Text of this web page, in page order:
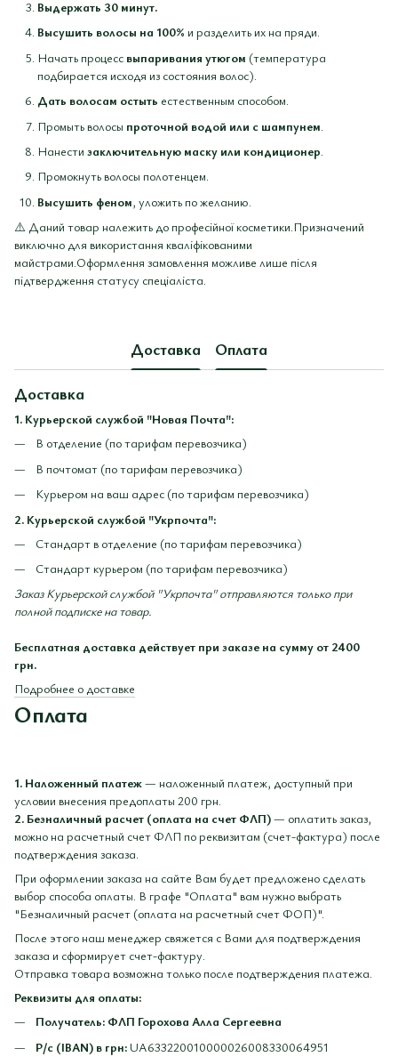
Выдержать 30 минут.
Высушить волосы на 100% и разделить их на пряди.
Начать процесс выпаривания утюгом (температура
подбирается исходя из состояния волос).
Дать волосам остыть естественным способом.
Промыть волосы проточной водой или с шампунем
Нанести заключительную маску или кондиционер.
Промокнуть волосы полотенцем.
Высушить феном, уложить по желанию.
⚠️ Даний товар належить до професійної косметики.Призначений
виключно для використання кваліфікованими
майстрами.Оформлення замовлення можливе лише після
підтвердження статусу спеціаліста.
Доставка Оплата
Доставка
1. Курьерской службой "Новая Почта":
В отделение (по тарифам перевозчика)
В почтомат (по тарифам перевозчика)
Курьером на ваш адрес (по тарифам перевозчика)
2. Курьерской службой "Укрпочта":
Стандарт в отделение (по тарифам перевозчика)
Стандарт курьером (по тарифам перевозчика)
Заказ Курьерской службой "Укрпочта" отправляются только при
полной подписке на товар.
Бесплатная доставка действует при заказе на сумму от 2400
грн.
Подробнее о доставке
Оплата
1. Наложенный платеж— наложенный платеж, доступный при
условии внесения предоплаты 200 грн.
2. Безналичный расчет (оплата на счет ФЛП)— оплатить заказ,
можно на расчетный счет ФЛП по реквизитам (счет-фактура) после
подтверждения заказа.
При оформлении заказа на сайте Вам будет предложено сделать
выбор способа оплаты. В графе "Оплата" вам нужно выбрать
"Безналичный расчет (оплата на расчетный счет ФОП)".
После этого наш менеджер свяжется с Вами для подтверждения
заказа и сформирует счет-фактуру.
Отправка товара возможна только после подтверждения платежа.
Реквизиты для оплаты:
Получатель: ФЛП Горохова Алла Сергеевна
Р/с (IBAN) в грн: UA633220010000026008330064951